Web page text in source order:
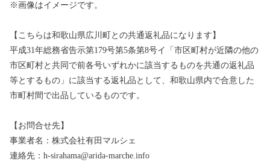
※画像はイメージです。
【こちらは和歌山県広川町との共通返礼品になります】
平成31年総務省告示第179号第5条第8号イ「市区町村が近隣の他の
市区町村と共同で前各号いずれかに該当するものを共通の返礼品
等とするもの」に該当する返礼品として、和歌山県内で合意した
市町村間で出品しているものです。
【お問合せ先】
事業者名：株式会社有田マルシェ
連絡先：h-sirahama@arida-marche.info